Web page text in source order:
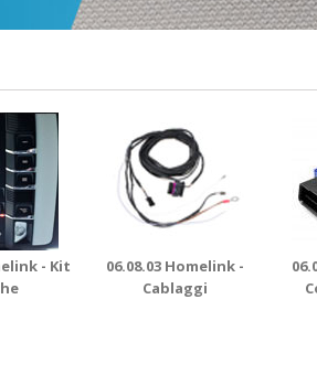
- Kit
06.08.03 Homelink -
Cablaggi